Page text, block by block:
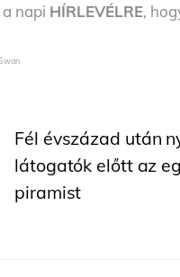
napi HÍRLEVÉLRE,
Fél évszázad után
látogatók előtt az
piramist